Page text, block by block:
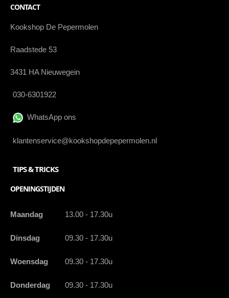
CONTACT
Kookshop De Pepermolen
Raadstede 53
3431 HA Nieuwegein
030-6301922
WhatsApp ons
klantenservice@kookshopdepepermolen.nl
TIPS & TRICKS
OPENINGSTIJDEN
Maandag 13.00 - 17.30u
Dinsdag 09.30 - 17.30u
Woensdag 09.30 - 17.30u
Donderdag 09.30 - 17.30u